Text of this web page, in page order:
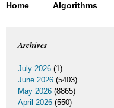
Home Algorithms
Archives
July 2026 (1)
June 2026 (5403)
May 2026 (8865)
April 2026 (550)